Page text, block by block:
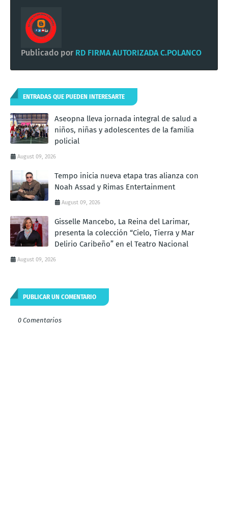
Publicado por RD FIRMA AUTORIZADA C.POLANCO
ENTRADAS QUE PUEDEN INTERESARTE
Aseopna lleva jornada integral de salud a
niños, niñas y adolescentes de la familia
policial
August 09, 2026
Tempo inicia nueva etapa tras alianza con
Noah Assad y Rimas Entertainment
August 09, 2026
Gisselle Mancebo, La Reina del Larimar,
presenta la colección “Cielo, Tierra y Mar
Delirio Caribeño” en el Teatro Nacional
August 09, 2026
PUBLICAR UN COMENTARIO
0 Comentarios